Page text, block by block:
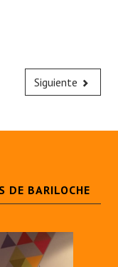
Siguiente
DE BARILOCHE